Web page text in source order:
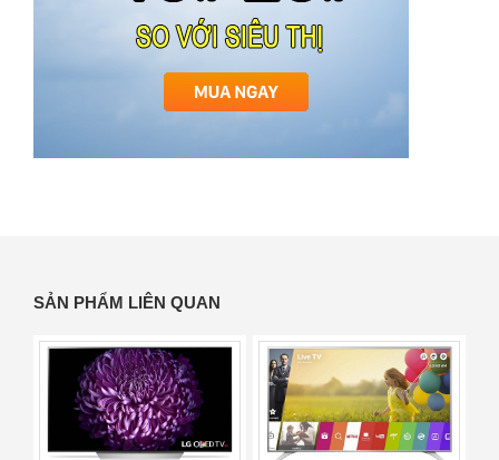
SẢN PHẨM LIÊN QUAN